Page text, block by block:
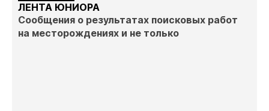
ЛЕНТА ЮНИОРА
Сообщения о результатах поисковых работ
на месторождениях и не только